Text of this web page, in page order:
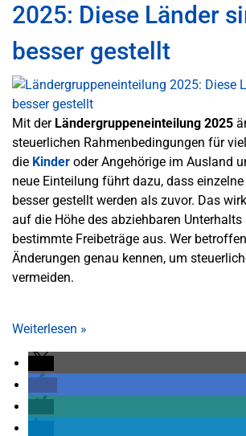
2025: Diese Länder
besser gestellt
Mit der Ländergruppeneinteilung 2025
steuerlichen Rahmenbedingungen für
die Kinder oder Angehörige im Ausland
neue Einteilung führt dazu, dass
besser gestellt werden als zuvor. Das
auf die Höhe des abziehbaren
bestimmte Freibeträge aus. Wer
Änderungen genau kennen, um
vermeiden.
Weiterlesen »